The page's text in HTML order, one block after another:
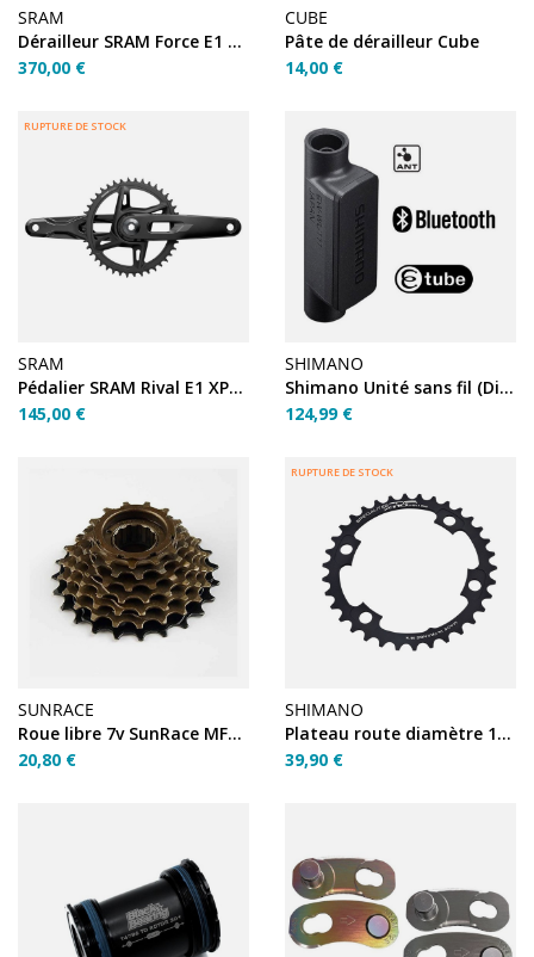
SRAM
Dérailleur SRAM Force E1 max 36T (sans batterie)
370,00 €
CUBE
Pâte de dérailleur Cube
14,00 €
RUPTURE DE STOCK
SRAM
Pédalier SRAM Rival E1 XPLR 1X DUB Wide 170mm 42T
145,00 €
SHIMANO
Shimano Unité sans fil (Di2 spec.) EW-WU111
124,99 €
SUNRACE
Roue libre 7v SunRace MFR30 13‑25 dents
20,80 €
RUPTURE DE STOCK
SHIMANO
Plateau route diamètre 110 inter 34T noir X110 (Shimano)
39,90 €